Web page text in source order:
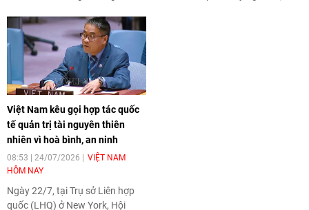
Nam đã có nhiều đóng góp nổi
bật đối với tiến trình xây dựng
Cộng đồng ASEAN.
Việt Nam kêu gọi hợp tác quốc
tế quản trị tài nguyên thiên
nhiên vì hoà bình, an ninh
08:53 | 24/07/2026
VIỆT NAM
HÔM NAY
Ngày 22/7, tại Trụ sở Liên hợp
quốc (LHQ) ở New York, Hội